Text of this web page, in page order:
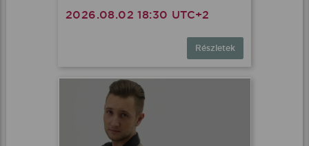
2026.08.02 18:30 UTC+2
Részletek